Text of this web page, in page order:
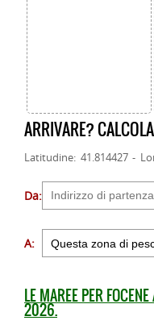
ARRIVARE?
Latitudine: 41.814427 -
Da:
A:
LE MAREE PER
2026.